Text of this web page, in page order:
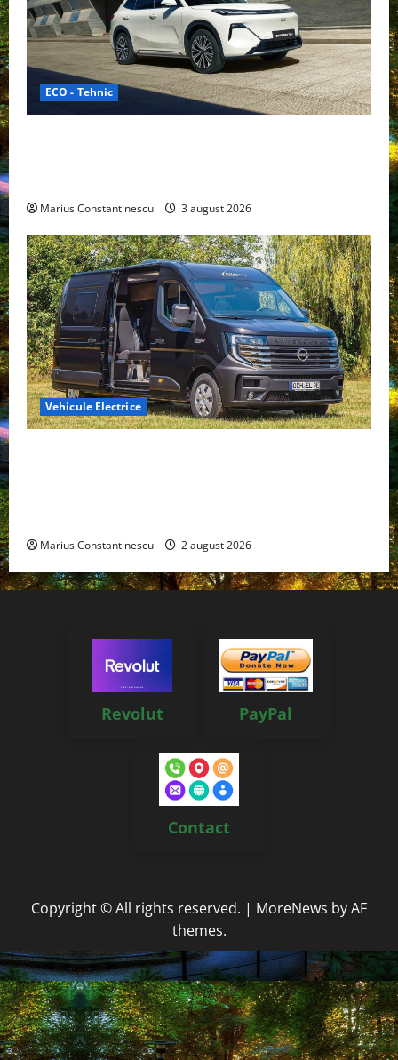
ECO - Tehnic
Marius Constantinescu 3 august 2026
Vehicule Electrice
Marius Constantinescu 2 august 2026
Revolut PayPal
Contact
Copyright © All rights reserved. | MoreNews by AF
themes.